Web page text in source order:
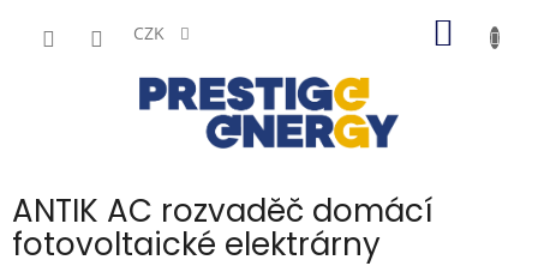
CZK
ANTIK AC rozvaděč domácí
fotovoltaické elektrárny